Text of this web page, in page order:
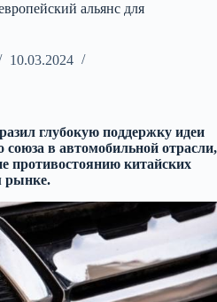
альянс для
10.03.2024
глубокую поддержку идеи
союза в автомобильной отрасли,
противостоянию китайских
рынке.